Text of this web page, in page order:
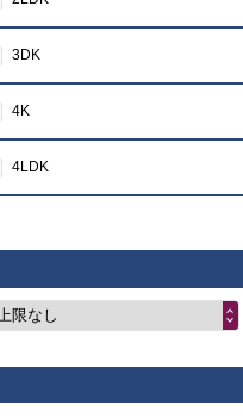
3DK
4K
4LDK
上限なし